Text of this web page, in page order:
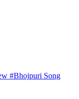
#Bhojpuri Song